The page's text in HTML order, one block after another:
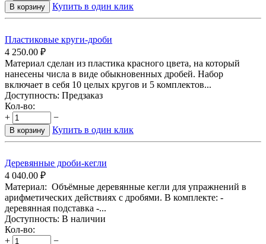
В корзину Купить в один клик
Пластиковые круги-дроби
4 250.00 ₽
Материал сделан из пластика красного цвета, на который
нанесены числа в виде обыкновенных дробей. Набор
включает в себя 10 целых кругов и 5 комплектов...
Доступность: Предзаказ
Кол-во:
+
−
В корзину Купить в один клик
Деревянные дроби-кегли
4 040.00 ₽
Материал: Объёмные деревянные кегли для упражнений в
арифметических действиях с дробями. В комплекте: -
деревянная подставка -...
Доступность: В наличии
Кол-во:
+
−